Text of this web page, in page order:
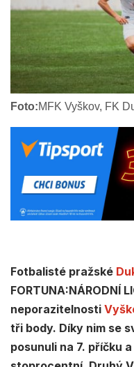
Foto:MFK Vyškov, FK
Fotbalisté pražské
FORTUNA:NÁRODNÍ
neporazitelnosti
tři body. Díky nim se
posunuli na 7. příčku